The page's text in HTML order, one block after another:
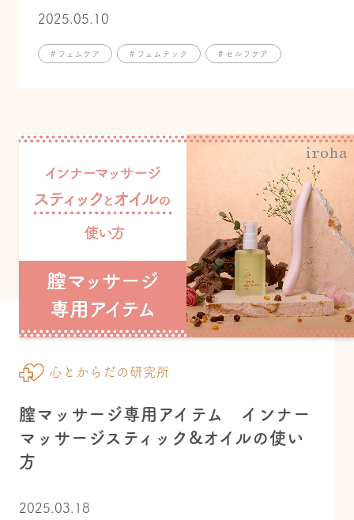
2025.05.10
# フェムケア # フェムテック # セルフケア
心とからだの研究所
膣マッサージ専用アイテム インナー
マッサージスティック&オイルの使い
方
2025.03.18